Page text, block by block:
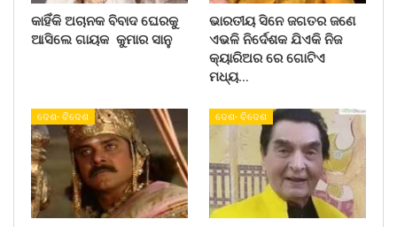
କାହିଁକି ଅଚାନକ ବିବାଦ ଘେରକୁ
ଆସିଲେ ଗାୟକ କୁମାର ସାନୁ
ଭାରତୀୟ ସିନେ ଜଗତର ଜଣେ
ଏଭଳି ନିର୍ଦେଶକ ଯିଏକି ନିଜ
କ୍ୟାରିଅର ରେ ଗୋଟିଏ
ମଧ୍ୟ…
ଦେଶ- ବିଦେଶ ଦେଶ- ବିଦେଶ